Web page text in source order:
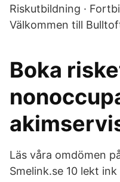
Riskutbildning ·
Välkommen till
Boka
Läs våra omdömen
Smelink.se 10 lekt